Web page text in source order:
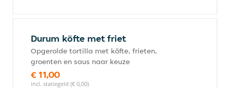
Durum köfte met friet
Opgerolde tortilla met köfte, frieten,
groenten en saus naar keuze
€ 11,00
incl. statiegeld (€ 0,00)